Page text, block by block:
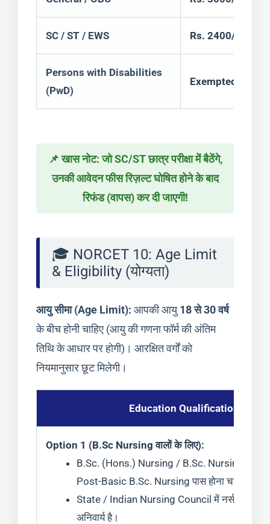
SC / ST / EWS Rs. 2400/-
Persons with Disabilities
(PwD)
Exempted (कोई
📌 खास नोट: जो SC/ST छात्र परीक्षा में बैठेंगे,
उनकी आवेदन फीस रिज़ल्ट घोषित होने के बाद
रिफंड (वापस) कर दी जाएगी!
🎓 NORCET 10: Age Limit
& Eligibility (योग्यता)
आयु सीमा (Age Limit): आपकी आयु18 से 30 वर्ष
के बीच होनी चाहिए (आयु की गणना फॉर्म की अंतिम
तिथि के आधार पर होगी)। आरक्षित वर्गों को
नियमानुसार छूट मिलेगी।
Education Qualification (शैक्षणिक
Option 1 (B.Sc Nursing वालों के लिए):
B.Sc. (Hons.) Nursing / B.Sc. Nursing
Post-Basic B.Sc. Nursing पास होना चाहिए।
State / Indian Nursing Council में नर्स और
अनिवार्य है।